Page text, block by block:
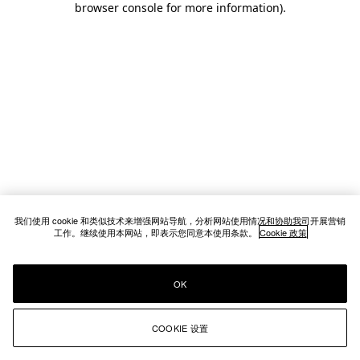
browser console for more information).
我们使用 cookie 和类似技术来增强网站导航，分析网站使用情况和协助我司开展营销
工作。继续使用本网站，即表示您同意本使用条款。 Cookie 政策
COOKIE 设置
OK